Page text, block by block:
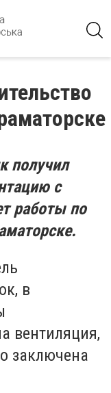
получил
с
работы по
в
​​вентиляция,
заключена